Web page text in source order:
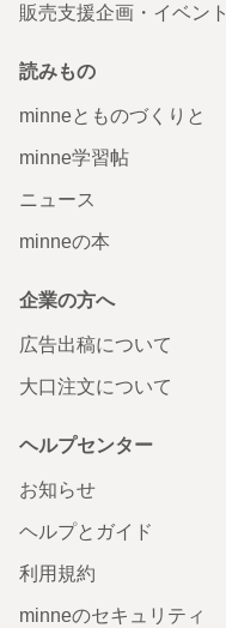
販売支援企画・イベント
読みもの
minneとものづくりと
minne学習帖
ニュース
minneの本
企業の方へ
広告出稿について
大口注文について
ヘルプセンター
お知らせ
ヘルプとガイド
利用規約
minneのセキュリティ